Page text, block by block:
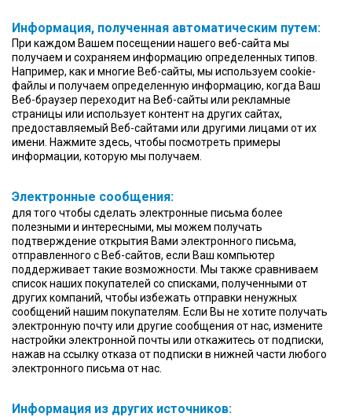
Информация, полученная автоматическим путем:
При каждом Вашем посещении нашего веб-сайта мы
получаем и сохраняем информацию определенных типов.
Например, как и многие Веб-сайты, мы используем cookie-
файлы и получаем определенную информацию, когда Ваш
Веб-браузер переходит на Веб-сайты или рекламные
страницы или использует контент на других сайтах,
предоставляемый Веб-сайтами или другими лицами от их
имени. Нажмите здесь, чтобы посмотреть примеры
информации, которую мы получаем.
Электронные сообщения:
для того чтобы сделать электронные письма более
полезными и интересными, мы можем получать
подтверждение открытия Вами электронного письма,
отправленного с Веб-сайтов, если Ваш компьютер
поддерживает такие возможности. Мы также сравниваем
список наших покупателей со списками, полученными от
других компаний, чтобы избежать отправки ненужных
сообщений нашим покупателям. Если Вы не хотите получать
электронную почту или другие сообщения от нас, измените
настройки электронной почты или откажитесь от подписки,
нажав на ссылку отказа от подписки в нижней части любого
электронного письма от нас.
Информация из других источников: